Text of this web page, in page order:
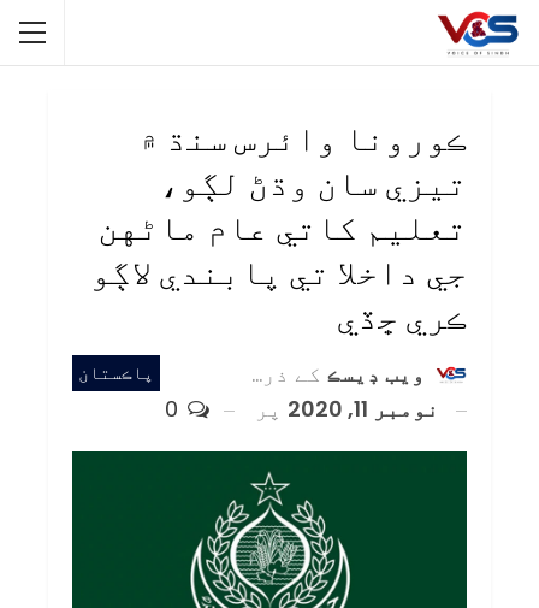
ڪورونا وائرس سنڌ ۾
تيزي سان وڌڻ لڳو،
تعليم کاتي عام ماڻهن
جي داخلا تي پابندي لاڳو
ڪري ڇڏي
پاڪستان ويب ڊيسڪ کے ذریعہ
نومبر 11, 2020
پر